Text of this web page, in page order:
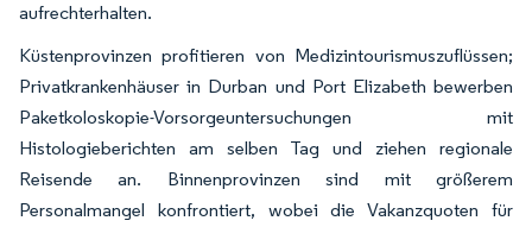
aufrechterhalten.
Küstenprovinzen profitieren von Medizintourismuszuflüssen;
Privatkrankenhäuser in Durban und Port Elizabeth bewerben
Paketkoloskopie-Vorsorgeuntersuchungen mit
Histologieberichten am selben Tag und ziehen regionale
Reisende an. Binnenprovinzen sind mit größerem
Personalmangel konfrontiert, wobei die Vakanzquoten für